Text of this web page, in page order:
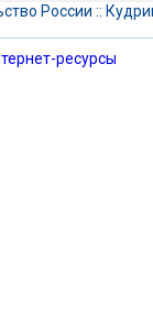
России ::
ресурсы